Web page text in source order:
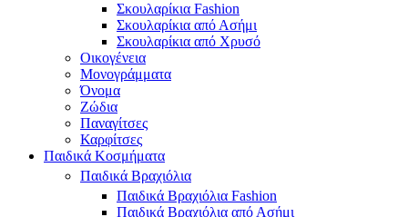
Σκουλαρίκια Fashion
Σκουλαρίκια από Ασήμι
Σκουλαρίκια από Χρυσό
Οικογένεια
Μονογράμματα
Όνομα
Ζώδια
Παναγίτσες
Καρφίτσες
Παιδικά Κοσμήματα
Παιδικά Βραχιόλια
Παιδικά Βραχιόλια Fashion
Παιδικά Βραχιόλια από Ασήμι